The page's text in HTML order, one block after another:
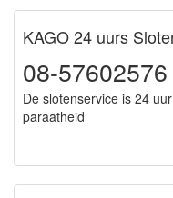
KAGO 24 uurs
08-57602576
De slotenservice is 24
paraatheid